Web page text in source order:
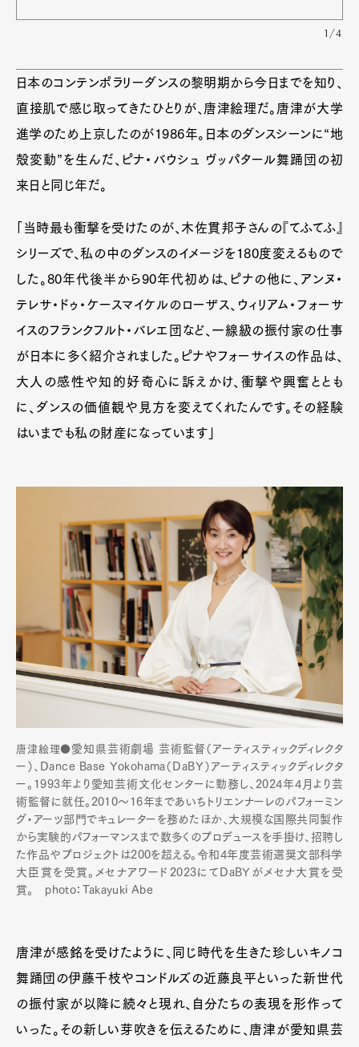
1/4
日本のコンテンポラリーダンスの黎明期から今日までを知り、
直接肌で感じ取ってきたひとりが、唐津絵理だ。唐津が大学
進学のため上京したのが1986年。日本のダンスシーンに“地
殻変動”を生んだ、ピナ・バウシュ ヴッパタール舞踊団の初
来日と同じ年だ。
「当時最も衝撃を受けたのが、木佐貫邦子さんの『てふてふ』
シリーズで、私の中のダンスのイメージを180度変えるもので
した。80年代後半から90年代初めは、ピナの他に、アンヌ・
テレサ・ドゥ・ケースマイケルのローザス、ウィリアム・フォーサ
イスのフランクフルト・バレエ団など、一線級の振付家の仕事
が日本に多く紹介されました。ピナやフォーサイスの作品は、
大人の感性や知的好奇心に訴えかけ、衝撃や興奮ととも
に、ダンスの価値観や見方を変えてくれたんです。その経験
はいまでも私の財産になっています」
唐津絵理●愛知県芸術劇場 芸術監督（アーティスティックディレクタ
ー）、
Dance Base Yokohama（DaBY）アーティスティックディレクタ
ー。 1993年より愛知芸術文化センターに勤務し、2024年4月より芸
術監督に就任。2010〜16年まであいちトリエンナーレのパフォーミン
グ・アーツ部門でキュレーターを務めたほか、大規模な国際共同製作
から実験的パフォーマンスまで数多くのプロデュースを手掛け、招聘し
た作品やプロジェクトは200を超える。令和4年度芸術選奨文部科学
大臣賞を受賞。メセナアワード2023にてDaBYがメセナ大賞を受
賞。 photo：Takayuki Abe
唐津が感銘を受けたように、同じ時代を生きた珍しいキノコ
舞踊団の伊藤千枝やコンドルズの近藤良平といった新世代
の振付家が以降に続々と現れ、自分たちの表現を形作って
いった。その新しい芽吹きを伝えるために、唐津が愛知県芸